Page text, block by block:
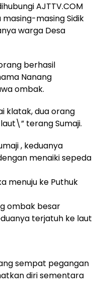
AJTTV.COM
masing Sidik
warga Desa
berhasil
Nanang
ombak.
klatak, dua orang
terang Sumaji.
, keduanya
menaiki sepeda
menuju ke Puthuk
ombak besar
terjatuh ke laut
sempat pegangan
diri sementara